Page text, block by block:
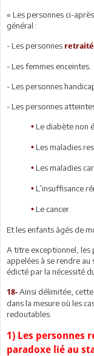
« Les personnes ci-
général :
- Les personnes
- Les femmes enceintes.
- Les personnes
- Les personnes
• Le diabète non
• Les maladies
• Les maladies
• L’insuffisance
• Le cancer.
Et les enfants âgés de
A titre exceptionnel, les
appelées à se rendre
édicté par la nécessité
18- Ainsi délimitée,
dans la mesure où les
redoutables.
1) Les personnes
paradoxe lié au